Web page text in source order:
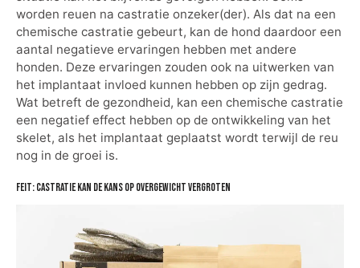
worden reuen na castratie onzeker(der). Als dat na een
chemische castratie gebeurt, kan de hond daardoor een
aantal negatieve ervaringen hebben met andere
honden. Deze ervaringen zouden ook na uitwerken van
het implantaat invloed kunnen hebben op zijn gedrag.
Wat betreft de gezondheid, kan een chemische castratie
een negatief effect hebben op de ontwikkeling van het
skelet, als het implantaat geplaatst wordt terwijl de reu
nog in de groei is.
Feit: Castratie kan de kans op overgewicht vergroten